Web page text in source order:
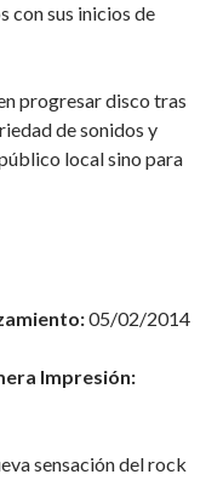
con sus inicios de
progresar disco tras
de sonidos y
local sino para
05/02/2014
Impresión:
sensación del rock